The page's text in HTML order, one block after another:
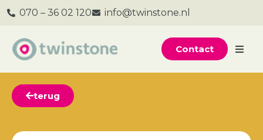
070 – 36 02 120 info@twinstone.nl
Contact
terug